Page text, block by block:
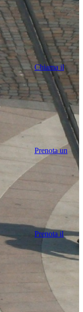
Chiama il
Prenota un
Prenota il